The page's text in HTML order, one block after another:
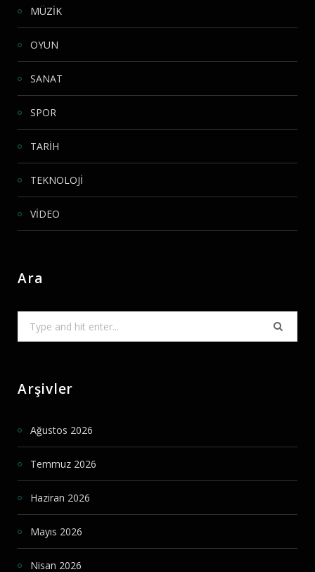
MÜZİK
OYUN
SANAT
SPOR
TARİH
TEKNOLOJİ
VİDEO
Ara
Arşivler
Ağustos 2026
Temmuz 2026
Haziran 2026
Mayıs 2026
Nisan 2026